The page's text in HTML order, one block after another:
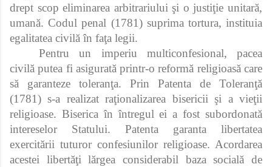
drept scop eliminarea arbitrariului şi o justiţie unitară,
umană. Codul penal (1781) suprima tortura, instituia
egalitatea civilă în faţa legii.
Pentru un imperiu multiconfesional, pacea
civilă putea fi asigurată printr-o reformă religioasă care
să garanteze toleranţa. Prin Patenta de Toleranţă
(1781) s-a realizat raţionalizarea bisericii şi a vieţii
religioase. Biserica în întregul ei a fost subordonată
intereselor Statului. Patenta garanta libertatea
exercitării tuturor confesiunilor religioase. Acordarea
acestei libertăţi lărgea considerabil baza socială de